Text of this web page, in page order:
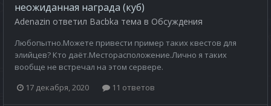
неожиданная награда (куб)
Adenazin ответил Bacbka тема в Обсуждения
Любопытно.Можете привести пример таких квестов для
элийцев? Кто даёт.Месторасположение.Лично я таких
вообще не встречал на этом сервере.
17 декабря, 2020
11 ответов